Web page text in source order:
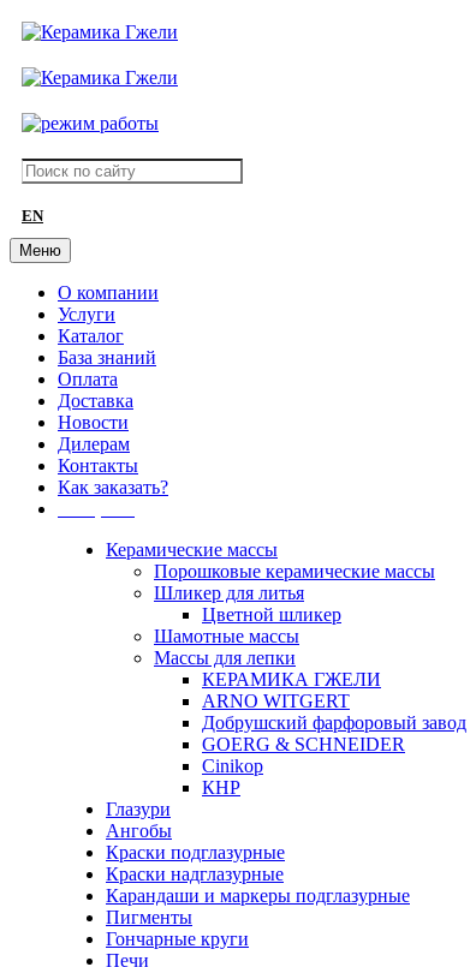
EN
Меню
О компании
Услуги
Каталог
База знаний
Оплата
Доставка
Новости
Дилерам
Контакты
Как заказать?
Керамические массы
Порошковые керамические массы
Шликер для литья
Цветной шликер
Шамотные массы
Массы для лепки
КЕРАМИКА ГЖЕЛИ
ARNO WITGERT
Добрушский фарфоровый завод
GOERG & SCHNEIDER
Cinikop
КНР
Глазури
Ангобы
Краски подглазурные
Краски надглазурные
Карандаши и маркеры подглазурные
Пигменты
Гончарные круги
Печи